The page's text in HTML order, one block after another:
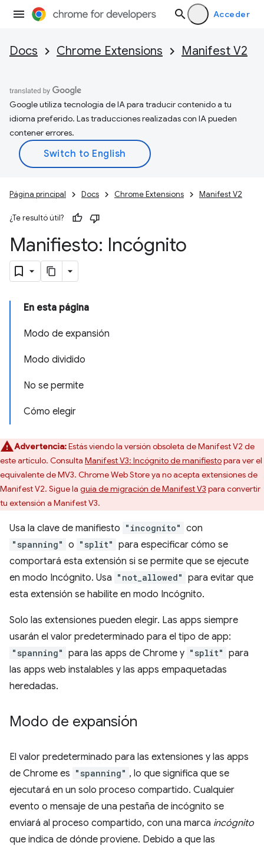
Acceder
Docs Chrome Extensions Manifest V2
Google utiliza tecnología de IA para traducir contenido a tu
idioma preferido. Las traducciones realizadas con IA pueden
contener errores.
Página principal Docs Chrome Extensions Manifest V2
¿Te resultó útil?
Manifiesto: Incógnito
En esta página
Modo de expansión
Modo dividido
No se permite
Cómo elegir
Advertencia:Estás viendo la versión obsoleta de Manifest V2 de
este artículo. Consulta Manifest V3: Incógnito de manifiestopara ver el
equivalente de MV3. Chrome Web Store ya no acepta extensiones de
Manifest V2. Sigue la guía de migración de Manifest V3 para convertir
tu extensión a Manifest V3.
Usa la clave de manifiesto "incognito" con
"spanning" o "split" para especificar cómo se
comportará esta extensión si se permite que se ejecute
en modo Incógnito. Usa "not_allowed" para evitar que
esta extensión se habilite en modo Incógnito.
Solo las extensiones pueden elegir. Las apps siempre
usarán el valor predeterminado para el tipo de app:
"spanning" para las apps de Chrome y "split" para
las apps web instalables y las apps empaquetadas
heredadas.
Modo de expansión
El valor predeterminado para las extensiones y las apps
de Chrome es "spanning" , lo que significa que se
ejecutará en un solo proceso compartido. Cualquier
evento o mensaje de una pestaña de incógnito se
enviará al proceso compartido, con una marca incógnito
que indica de dónde proviene. Debido a que las